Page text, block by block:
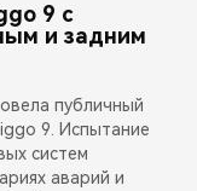
9 с
и задним
публичный
9. Испытание
систем
аварий и